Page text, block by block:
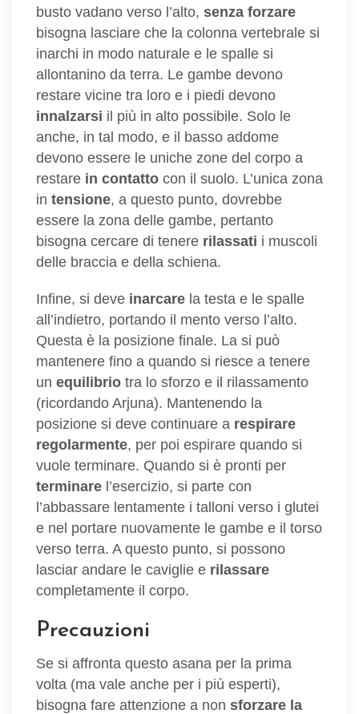
busto vadano verso l’alto, senza forzare
bisogna lasciare che la colonna vertebrale si
inarchi in modo naturale e le spalle si
allontanino da terra. Le gambe devono
restare vicine tra loro e i piedi devono
innalzarsi il più in alto possibile. Solo le
anche, in tal modo, e il basso addome
devono essere le uniche zone del corpo a
restare in contatto con il suolo. L’unica zona
in tensione, a questo punto, dovrebbe
essere la zona delle gambe, pertanto
bisogna cercare di tenere rilassati i muscoli
delle braccia e della schiena.
Infine, si deve inarcare la testa e le spalle
all’indietro, portando il mento verso l’alto.
Questa è la posizione finale. La si può
mantenere fino a quando si riesce a tenere
un equilibrio tra lo sforzo e il rilassamento
(ricordando Arjuna). Mantenendo la
posizione si deve continuare a respirare
regolarmente, per poi espirare quando si
vuole terminare. Quando si è pronti per
terminare l’esercizio, si parte con
l’abbassare lentamente i talloni verso i glutei
e nel portare nuovamente le gambe e il torso
verso terra. A questo punto, si possono
lasciar andare le caviglie e rilassare
completamente il corpo.
Precauzioni
Se si affronta questo asana per la prima
volta (ma vale anche per i più esperti),
bisogna fare attenzione a non sforzare la